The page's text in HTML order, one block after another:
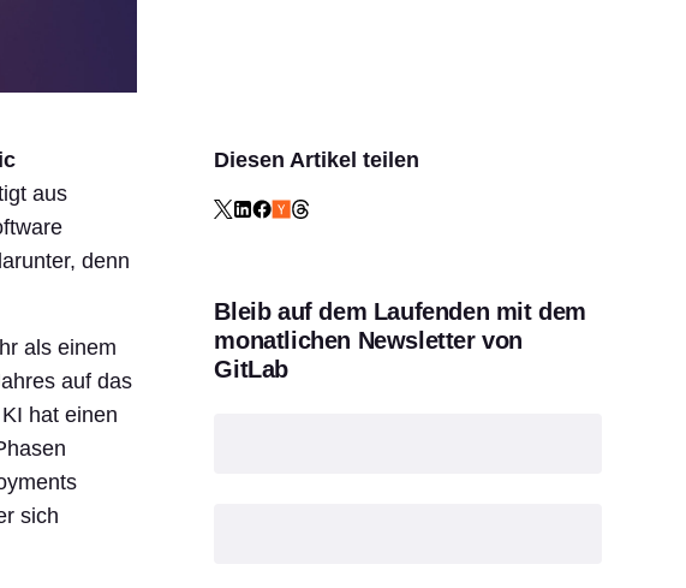
aus
denn
als einem
auf das
hat einen
sich
Diesen Artikel teilen
Bleib auf dem Laufenden mit dem
monatlichen Newsletter von
GitLab